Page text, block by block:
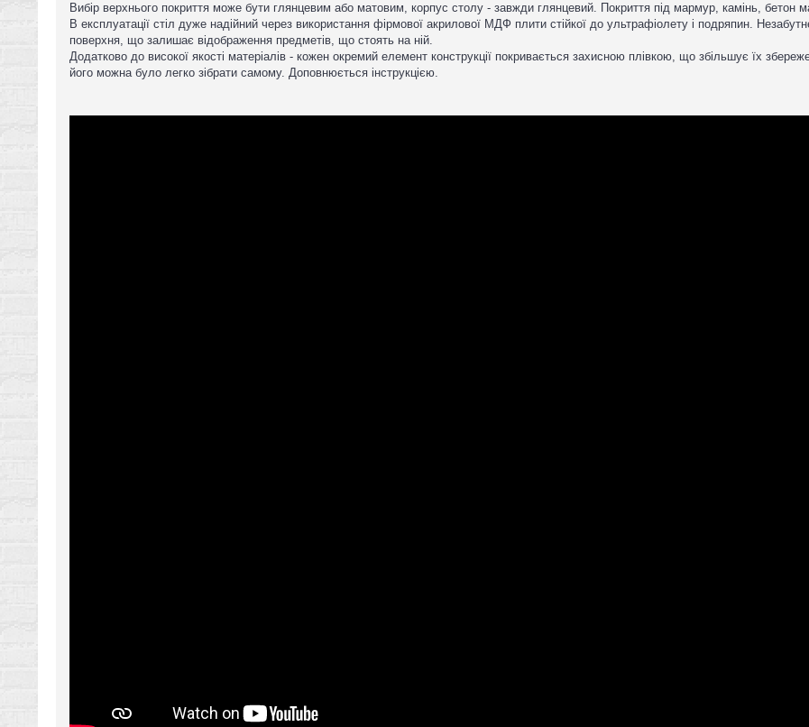
Вибір верхнього покриття може бути глянцевим або матовим, корпус столу - завжди глянцевий. Покриття під мармур, камінь, бетон
В експлуатації стіл дуже надійний через використання фірмової акрилової МДФ плити стійкої до ультрафіолету і подряпин.
поверхня, що залишає відображення предметів, що стоять на ній.
Додатково до високої якості матеріалів - кожен окремий елемент конструкції покривається захисною плівкою, що збільшує їх
його можна було легко зібрати самому. Доповнюється інструкцією.